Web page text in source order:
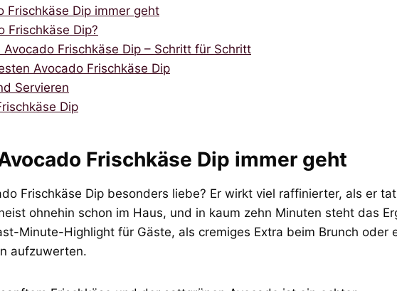
Frischkäse Dip immer geht
Frischkäse Dip?
Frischkäse Dip – Schritt für Schritt
Avocado Frischkäse Dip
Servieren
Dip
Frischkäse Dip immer geht
Frischkäse Dip besonders liebe? Er wirkt viel raffinierter, als er
ohnehin schon im Haus, und in kaum zehn Minuten steht das
Minute-Highlight für Gäste, als cremiges Extra beim Brunch oder
aufzuwerten.